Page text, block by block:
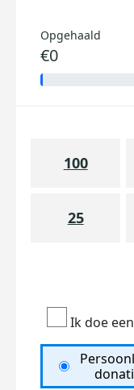
Opgehaald
€0
100
25
Ik doe